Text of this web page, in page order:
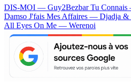
DIS-MOI — Guy2BezbarTu
Damso J'fais Mes Affaires — Djadja &
All Eyes On Me — Werenoi